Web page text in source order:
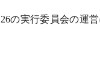
の実行委員会の運